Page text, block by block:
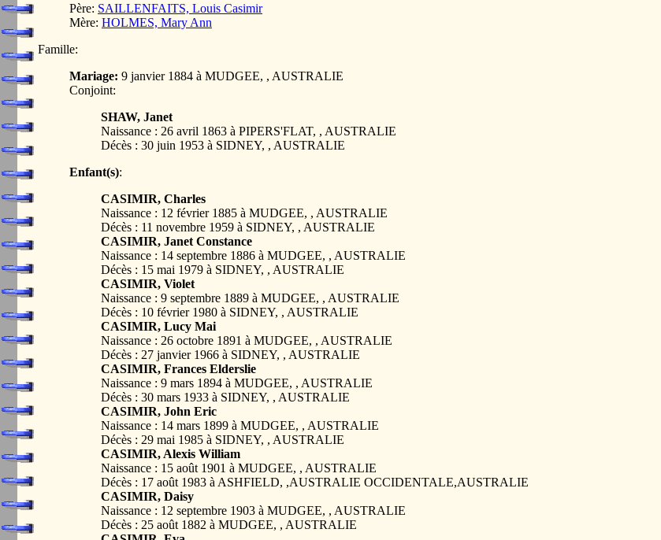
Père: SAILLENFAITS, Louis Casimir
Mère: HOLMES, Mary Ann
Famille:
Mariage: 9 janvier 1884 à MUDGEE, , AUSTRALIE
Conjoint:
SHAW, Janet
Naissance : 26 avril 1863 à PIPERS'FLAT, , AUSTRALIE
Décès : 30 juin 1953 à SIDNEY, , AUSTRALIE
Enfant(s):
CASIMIR, Charles
Naissance : 12 février 1885 à MUDGEE, , AUSTRALIE
Décès : 11 novembre 1959 à SIDNEY, , AUSTRALIE
CASIMIR, Janet Constance
Naissance : 14 septembre 1886 à MUDGEE, , AUSTRALIE
Décès : 15 mai 1979 à SIDNEY, , AUSTRALIE
CASIMIR, Violet
Naissance : 9 septembre 1889 à MUDGEE, , AUSTRALIE
Décès : 10 février 1980 à SIDNEY, , AUSTRALIE
CASIMIR, Lucy Mai
Naissance : 26 octobre 1891 à MUDGEE, , AUSTRALIE
Décès : 27 janvier 1966 à SIDNEY, , AUSTRALIE
CASIMIR, Frances Elderslie
Naissance : 9 mars 1894 à MUDGEE, , AUSTRALIE
Décès : 30 mars 1933 à SIDNEY, , AUSTRALIE
CASIMIR, John Eric
Naissance : 14 mars 1899 à MUDGEE, , AUSTRALIE
Décès : 29 mai 1985 à SIDNEY, , AUSTRALIE
CASIMIR, Alexis William
Naissance : 15 août 1901 à MUDGEE, , AUSTRALIE
Décès : 17 août 1983 à ASHFIELD, ,AUSTRALIE OCCIDENTALE,AUSTRALIE
CASIMIR, Daisy
Naissance : 12 septembre 1903 à MUDGEE, , AUSTRALIE
Décès : 25 août 1882 à MUDGEE, , AUSTRALIE